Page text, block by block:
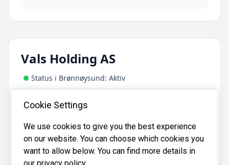
Vals Holding AS
Status i Brønnøysund: Aktiv
Vognvegen 17, 2072 Dal
Vals Holding AS er registrert iBrønnøysundregistrene
med organisasjonsnummer926292722.
Cookie Settings
We use cookies to give you the best experience
on our website. You can choose which cookies you
want to allow below. You can find more details in